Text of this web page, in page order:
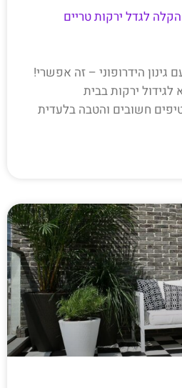
הקלה לגדל ירקות טריים
גינון הידרופוני – זה אפשרי!
ירקות בבית
חשובים והטבה בלעדית